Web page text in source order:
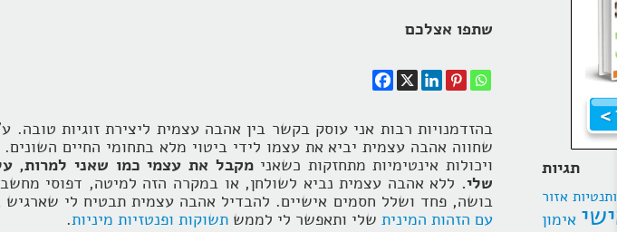
תגיות
אזור
אימון
שתפו אצלכם
בהזדמנויות רבות אני עוסק בקשר בין אהבה עצמית ליצירת זוגיות טובה.
שחווה אהבה עצמית יביא את עצמו לידי ביטוי מלא בתחומי החיים השונים.
ויכולות אינטימיות מתחזקות כשאנימקבל את עצמי כמו שאני למרות,
שלי. ללא אהבה עצמית נביא לשולחן, או במקרה הזה למיטה, דפוסי
בושה, פחד ושלל חסמים אישיים. להבדיל אהבה עצמית תבטיח לי שארגיש
עם הזהות המינית שלי ותאפשר לי לממש תשוקות ופנטזיות מיניות.